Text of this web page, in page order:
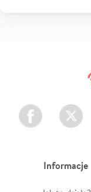
Facebook Twitter
Informacje